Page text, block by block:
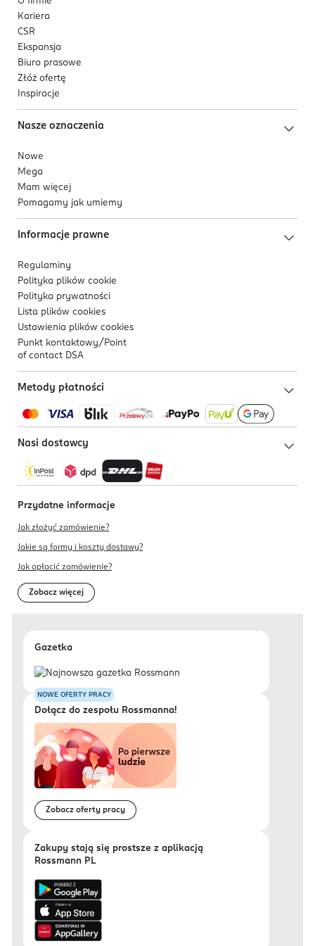
Kariera
CSR
Ekspansja
Biuro prasowe
Złóż ofertę
Inspiracje
Nasze oznaczenia
Nowe
Mega
Mam więcej
Pomagamy jak umiemy
Informacje prawne
Regulaminy
Polityka plików cookie
Polityka prywatności
Lista plików cookies
Ustawienia plików cookies
Punkt kontaktowy/ Point
of contact DSA
Metody płatności
Nasi dostawcy
Przydatne informacje
Jak złożyć zamówienie?
Jakie są formy i koszty dostawy?
Jak opłacić zamówienie?
Zobacz więcej
Gazetka
NOWE OFERTY PRACY
Dołącz do zespołu Rossmanna!
Zobacz oferty pracy
Zakupy stają się prostsze z aplikacją
Rossmann PL